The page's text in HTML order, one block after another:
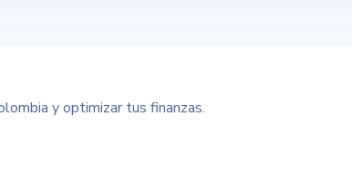
y optimizar tus finanzas.